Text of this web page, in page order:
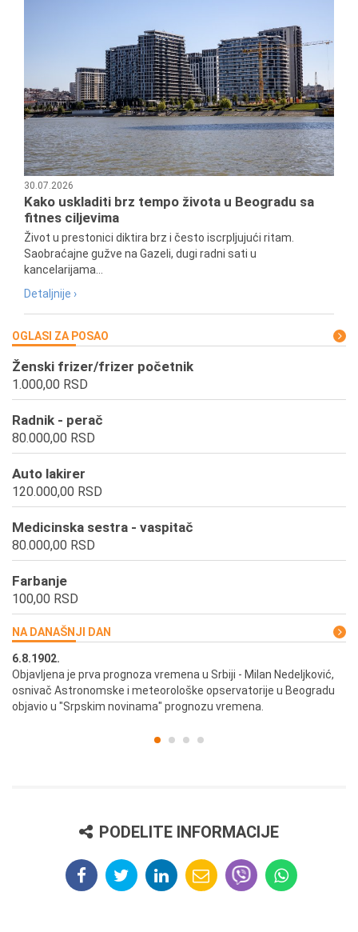
30.07.2026
Kako uskladiti brz tempo života u Beogradu sa
fitnes ciljevima
Život u prestonici diktira brz i često iscrpljujući ritam.
Saobraćajne gužve na Gazeli, dugi radni sati u
kancelarijama...
Detaljnije ›
OGLASI ZA POSAO
Ženski frizer/frizer početnik
1.000,00 RSD
Radnik - perač
80.000,00 RSD
Auto lakirer
120.000,00 RSD
Medicinska sestra - vaspitač
80.000,00 RSD
Farbanje
100,00 RSD
NA DANAŠNJI DAN
6.8.1902.
Objavljena je prva prognoza vremena u Srbiji - Milan Nedeljković,
osnivač Astronomske i meteorološke opservatorije u Beogradu
objavio u "Srpskim novinama" prognozu vremena.
PODELITE INFORMACIJE